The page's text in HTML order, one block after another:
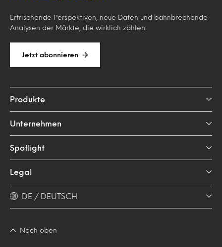
Erfrischende Perspektiven, neue Daten und bahnbrechende
Analysen der Märkte, die wirklich zählen.
Jetzt abonnieren
Produkte
Unternehmen
Spotlight
Legal
DE / DEUTSCH
Nach oben